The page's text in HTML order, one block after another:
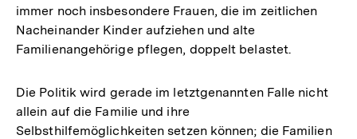
immer noch insbesondere Frauen, die im zeitlichen
Nacheinander Kinder aufziehen und alte
Familienangehörige pflegen, doppelt belastet.
Die Politik wird gerade im letztgenannten Falle nicht
allein auf die Familie und ihre
Selbsthilfemöglichkeiten setzen können; die Familien